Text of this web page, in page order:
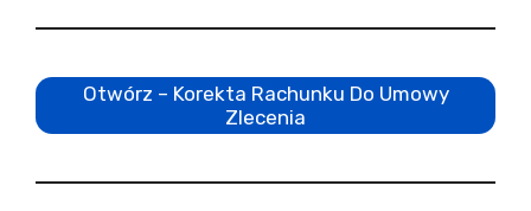
Otwórz – Korekta Rachunku Do Umowy
Zlecenia